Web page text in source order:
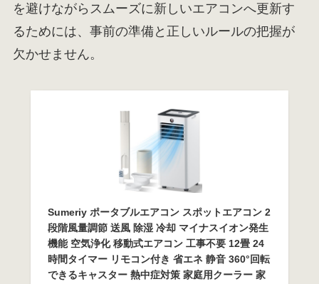
を避けながらスムーズに新しいエアコンへ更新す
るためには、事前の準備と正しいルールの把握が
欠かせません。
Sumeriy ポータブルエアコン スポットエアコン 2
段階風量調節 送風 除湿 冷却 マイナスイオン発生
機能 空気浄化 移動式エアコン 工事不要 12畳 24
時間タイマー リモコン付き 省エネ 静音 360°回転
できるキャスター 熱中症対策 家庭用クーラー 家